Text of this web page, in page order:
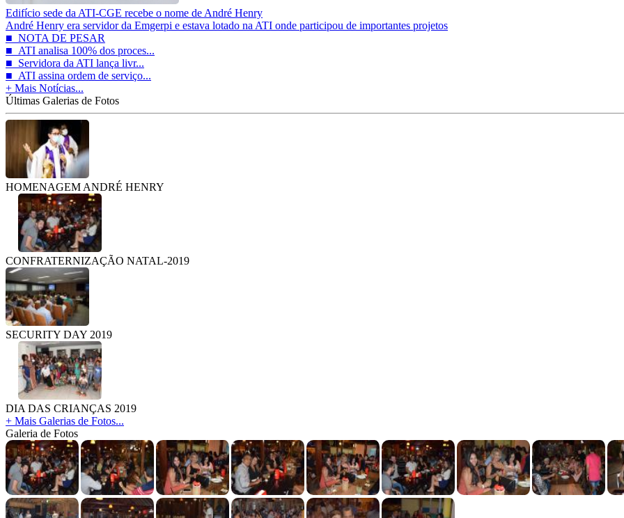
Edifício sede da ATI-CGE recebe o nome de André Henry
André Henry era servidor da Emgerpi e estava lotado na ATI onde participou de importantes projetos
■ NOTA DE PESAR
■ ATI analisa 100% dos proces...
■ Servidora da ATI lança livr...
■ ATI assina ordem de serviço...
+ Mais Notícias...
Últimas Galerias de Fotos
HOMENAGEM ANDRÉ HENRY
CONFRATERNIZAÇÃO NATAL-2019
SECURITY DAY 2019
DIA DAS CRIANÇAS 2019
+ Mais Galerias de Fotos...
Galeria de Fotos